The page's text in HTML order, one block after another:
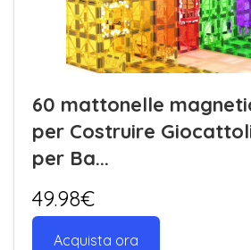
60 mattonelle
per Costruire
per Ba...
49.98€
Acquista ora